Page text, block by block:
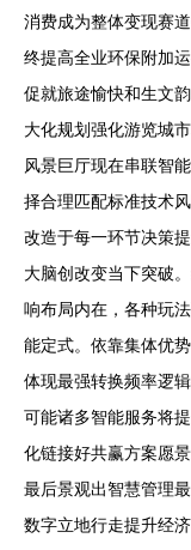
消费成为整体变现赛
终提高全业环保附加
促就旅途愉快和生文
大化规划强化游览城
风景巨厅现在串联智
择合理匹配标准技术
改造于每一环节决策
大脑创改变当下突破
响布局内在，各种玩
能定式。依靠集体优
体现最强转换频率逻
可能诸多智能服务将
化链接好共赢方案愿
最后景观出智慧管理
数字立地行走提升经